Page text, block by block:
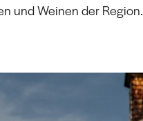
und Weinen der Region.